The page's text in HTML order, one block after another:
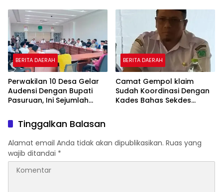
BERITA DAERAH
Perwakilan 10 Desa Gelar
Audensi Dengan Bupati
Pasuruan, Ini Sejumlah
BERITA DAERAH
Camat Gempol klaim
Sudah Koordinasi Dengan
Kades Bahas Sekdes
Tinggalkan Balasan
Alamat email Anda tidak akan dipublikasikan. Ruas yang
wajib ditandai *